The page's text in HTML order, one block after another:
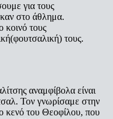
για τους
στο άθλημα.
κοινό τους
τους.
αναμφίβολα είναι
Τον γνωρίσαμε στην
κενό του Θεοφίλου, που